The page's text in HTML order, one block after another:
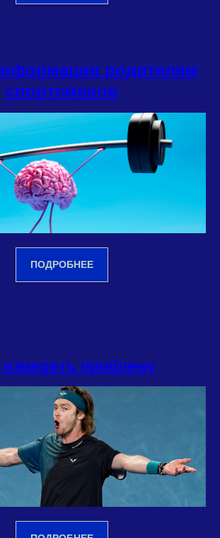
родителям
спортсменов
ПОДРОБНЕЕ
проблему